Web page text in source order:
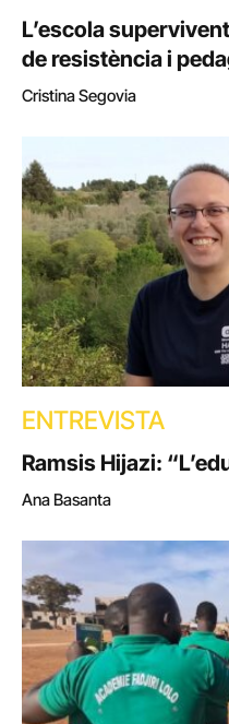
L’escola
de resistència i
Cristina Segovia
ENTREVISTA
Ramsis Hijazi:
Ana Basanta